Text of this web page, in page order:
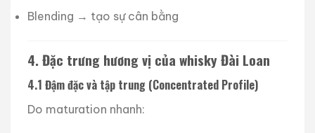
Blending → tạo sự cân bằng
4. Đặc trưng hương vị của whisky Đài Loan
4.1 Đậm đặc và tập trung (Concentrated Profile)
Do maturation nhanh: